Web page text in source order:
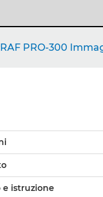
PRO-300
istruzione